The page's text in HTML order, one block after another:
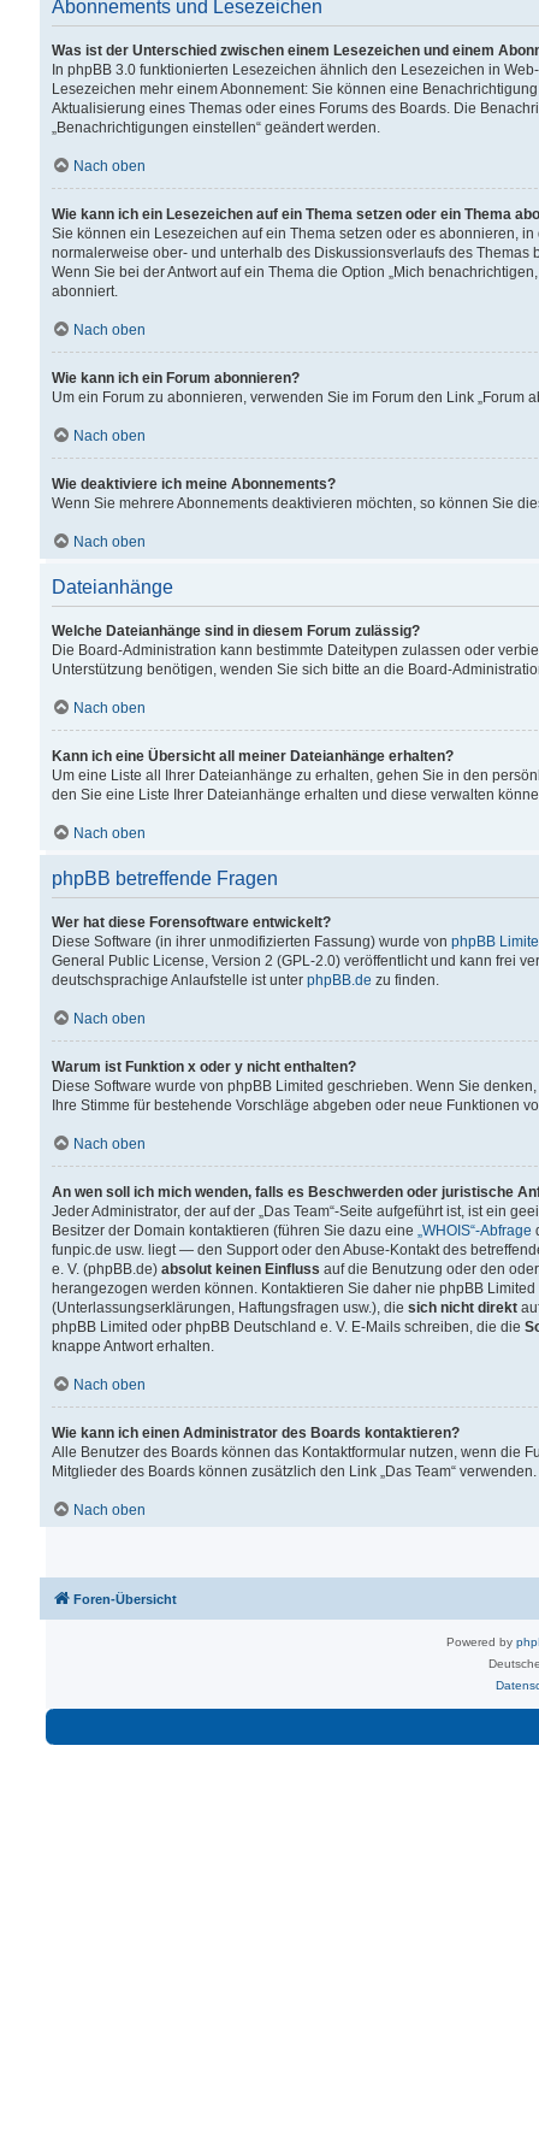
Abonnements und Lesezeichen
Was ist der Unterschied zwischen einem Lesezeichen und einem
In phpBB 3.0 funktionierten Lesezeichen ähnlich den Lesezeichen in
Lesezeichen mehr einem Abonnement: Sie können eine
Aktualisierung eines Themas oder eines Forums des Boards. Die
„Benachrichtigungen einstellen“ geändert werden.
Nach oben
Wie kann ich ein Lesezeichen auf ein Thema setzen oder ein Thema
Sie können ein Lesezeichen auf ein Thema setzen oder es abonnieren,
normalerweise ober- und unterhalb des Diskussionsverlaufs des Themas
Wenn Sie bei der Antwort auf ein Thema die Option „Mich
abonniert.
Nach oben
Wie kann ich ein Forum abonnieren?
Um ein Forum zu abonnieren, verwenden Sie im Forum den Link „Forum
Nach oben
Wie deaktiviere ich meine Abonnements?
Wenn Sie mehrere Abonnements deaktivieren möchten, so können Sie
Nach oben
Dateianhänge
Welche Dateianhänge sind in diesem Forum zulässig?
Die Board-Administration kann bestimmte Dateitypen zulassen oder
Unterstützung benötigen, wenden Sie sich bitte an die Board-
Nach oben
Kann ich eine Übersicht all meiner Dateianhänge erhalten?
Um eine Liste all Ihrer Dateianhänge zu erhalten, gehen Sie in den
den Sie eine Liste Ihrer Dateianhänge erhalten und diese verwalten
Nach oben
phpBB betreffende Fragen
Wer hat diese Forensoftware entwickelt?
Diese Software (in ihrer unmodifizierten Fassung) wurde von phpBB
General Public License, Version 2 (GPL-2.0) veröffentlicht und kann frei
deutschsprachige Anlaufstelle ist unter phpBB.de zu finden.
Nach oben
Warum ist Funktion x oder y nicht enthalten?
Diese Software wurde von phpBB Limited geschrieben. Wenn Sie
Ihre Stimme für bestehende Vorschläge abgeben oder neue Funktionen
Nach oben
An wen soll ich mich wenden, falls es Beschwerden oder juristische
Jeder Administrator, der auf der „Das Team“-Seite aufgeführt ist, ist ein
Besitzer der Domain kontaktieren (führen Sie dazu eine „WHOIS“-Abfrage
funpic.de usw. liegt — den Support oder den Abuse-Kontakt des
e. V. (phpBB.de) absolut keinen Einfluss auf die Benutzung oder den
herangezogen werden können. Kontaktieren Sie daher nie phpBB
(Unterlassungserklärungen, Haftungsfragen usw.), die sich nicht direkt
phpBB Limited oder phpBB Deutschland e. V. E-Mails schreiben, die die
knappe Antwort erhalten.
Nach oben
Wie kann ich einen Administrator des Boards kontaktieren?
Alle Benutzer des Boards können das Kontaktformular nutzen, wenn die
Mitglieder des Boards können zusätzlich den Link „Das Team“ verwenden.
Nach oben
Foren-Übersicht
Powered by